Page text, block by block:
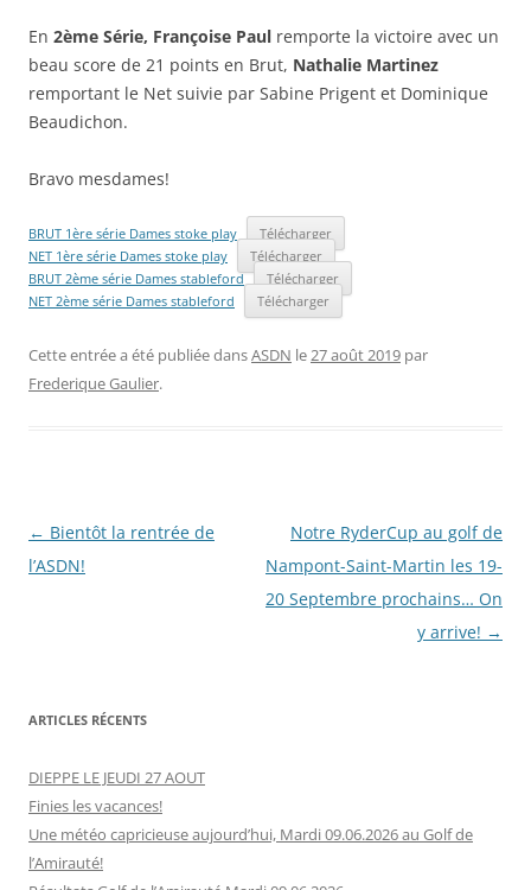
En 2ème Série, Françoise Paul remporte la victoire avec un
beau score de 21 points en Brut, Nathalie Martinez
remportant le Net suivie par Sabine Prigent et Dominique
Beaudichon.
Bravo mesdames!
BRUT 1ère série Dames stoke play
Télécharger
NET 1ère série Dames stoke play
Télécharger
BRUT 2ème série Dames stableford
Télécharger
NET 2ème série Dames stableford
Télécharger
Cette entrée a été publiée dansASDN le 27 août 2019 par
Frederique Gaulier.
Navigation
des
← Bientôt la rentrée de
l’ASDN!
Notre RyderCup au golf de
Nampont-Saint-Martin les 19-
20 Septembre prochains… On
y arrive! →
ARTICLES RÉCENTS
DIEPPE LE JEUDI 27 AOUT
Finies les vacances!
Une météo capricieuse aujourd’hui, Mardi 09.06.2026 au Golf de
l’Amirauté!